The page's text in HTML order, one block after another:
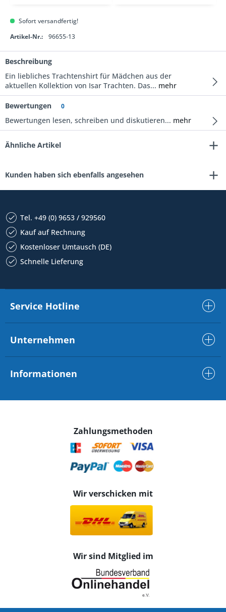
Sofort versandfertig!
Artikel-Nr.:
96655-13
Beschreibung
Ein liebliches Trachtenshirt für Mädchen aus der
aktuellen Kollektion von Isar Trachten. Das... mehr
Bewertungen 0
Bewertungen lesen, schreiben und diskutieren... mehr
Ähnliche Artikel
Kunden haben sich ebenfalls angesehen
Tel. +49 (0) 9653 / 929560
Kauf auf Rechnung
Kostenloser Umtausch (DE)
Schnelle Lieferung
Service Hotline
Unternehmen
Informationen
Zahlungsmethoden
Wir verschicken mit
Wir sind Mitglied im